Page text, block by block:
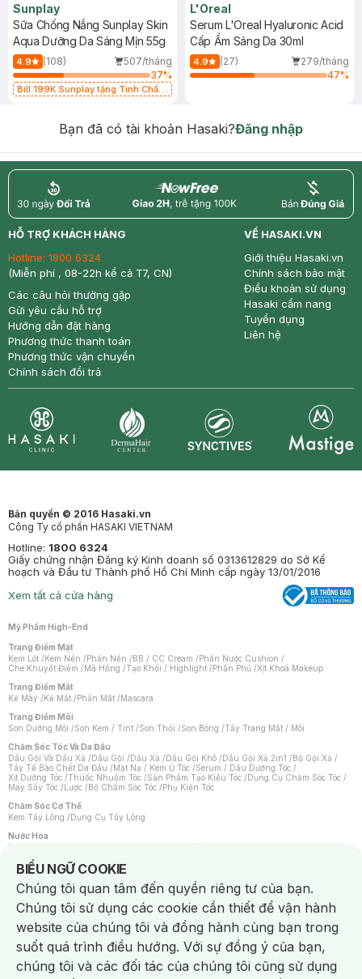
Sunplay
Sữa Chống Nắng Sunplay Skin
Aqua Dưỡng Da Sáng Mịn 55g
4.9 (108)
507/tháng
37%
Bill 199K Sunplay tặng Tinh Chất
L'Oreal
Serum L'Oreal Hyaluronic Acid
Cấp Ẩm Sáng Da 30ml
4.9 (27)
279/tháng
47%
Bạn đã có tài khoản Hasaki?Đăng nhập
return nowfree price
HỖ TRỢ KHÁCH HÀNG
Hotline: 1800 6324
(Miễn phí , 08-22h kể cả T7, CN)
Các câu hỏi thường gặp
Gửi yêu cầu hỗ trợ
Hướng dẫn đặt hàng
Phương thức thanh toán
Phương thức vận chuyển
Chính sách đổi trả
VỀ HASAKI.VN
Giới thiệu Hasaki.vn
Chính sách bảo mật
Điều khoản sử dụng
Hasaki cẩm nang
Tuyển dụng
Liên hệ
Bản quyền © 2016 Hasaki.vn
Công Ty cổ phần HASAKI VIETNAM
Hotline: 1800 6324
Giấy chứng nhận Đăng ký Kinh doanh số 0313612829 do Sở Kế
hoạch và Đầu tư Thành phố Hồ Chí Minh cấp ngày 13/01/2016
Xem tất cả cửa hàng
Mỹ Phẩm High-End
Trang Điểm Mặt
Kem Lót /Kem Nền /Phấn Nền /BB / CC Cream /Phấn Nước Cushion /
Che Khuyết Điểm /Má Hồng /Tạo Khối / Highlight /Phấn Phủ /Xịt Khoá Makeup
Trang Điểm Mắt
Kẻ Mày /Kẻ Mắt /Phấn Mắt /Mascara
Trang Điểm Môi
Son Dưỡng Môi /Son Kem / Tint /Son Thỏi /Son Bóng /Tẩy Trang Mắt / Môi
Chăm Sóc Tóc Và Da Đầu
Dầu Gội Và Dầu Xả /Dầu Gội /Dầu Xả /Dầu Gội Khô /Dầu Gội Xả 2in1 /Bộ Gội Xả /
Tẩy Tế Bào Chết Da Đầu /Mặt Nạ / Kem Ủ Tóc /Serum / Dầu Dưỡng Tóc /
Xịt Dưỡng Tóc /Thuốc Nhuộm Tóc /Sản Phẩm Tạo Kiểu Tóc /Dụng Cụ Chăm Sóc Tóc /
Máy Sấy Tóc /Lược /Bộ Chăm Sóc Tóc /Phụ Kiện Tóc
Chăm Sóc Cơ Thể
Kem Tẩy Lông /Dụng Cụ Tẩy Lông
Nước Hoa
Nước Hoa Nữ
Chăm Sóc Cá Nhân
Chống Muỗi /Khẩu Trang /Máy Massage/Mặt Nạ Xông Hơi /Nước Rửa Tay/
Sản Phẩm Chăm Sóc Khác /Bàn Chải Đánh Răng /Bàn Chải Điện/
Hỗ Trợ Trắng Răng/Kem Đánh Răng /Máy Tăm Nước/ Nước Súc Miệng/
Tăm / Chỉ Nha Khoa/ Xịt Thơm Miệng / Dung Dịch Vệ Sinh/Dưỡng Vùng Kín/
Khăn Ướt Vệ Sinh Vùng Kín/Băng Vệ Sinh/Tampon/Bọt Cạo Râu /Dao Cạo Râu/
Máy Cạo Râu
Vấn Đề Về Da
Da Dầu / Lỗ Chân Lông To/ Da Khô / Mất Nước/ Da Lão Hóa/ Da Mụn/
Da Nhạy Cảm / Kích Ứng
Da Xỉn Màu Thâm / Nám / Tàn Nhang
BIỂU NGỮ COOKIE
Notice about cookies usage
Chúng tôi quan tâm đến quyền riêng tư của bạn.
Chúng tôi sử dụng các cookie cần thiết để vận hành
website của chúng tôi và đồng hành cùng bạn trong
suốt quá trình điều hướng. Với sự đồng ý của bạn,
chúng tôi và các đối tác của chúng tôi cũng sử dụng